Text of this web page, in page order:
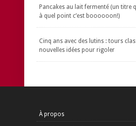
Pancakes au lait fermenté (un titre
à quel point c’est boooooon!)
Cinq ans avec des lutins : tours
nouvelles idées pour rigoler
À propos